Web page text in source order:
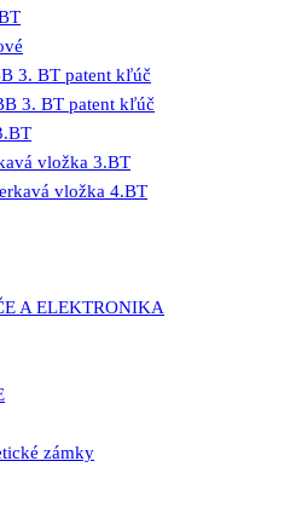
3. BT patent kľúč
3. BT patent kľúč
vložka 3.BT
vložka 4.BT
A ELEKTRONIKA
zámky